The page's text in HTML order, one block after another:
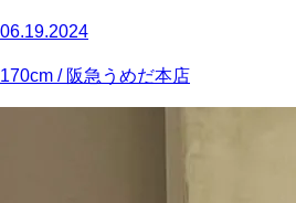
06.19.2024
170cm / 阪急うめだ本店